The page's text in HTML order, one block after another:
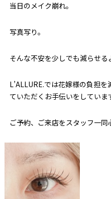
当日のメイク崩れ。
写真写り。
そんな不安を少しでも減らせる
L’ALLURE.では花嫁様の負担
ていただくお手伝いをしていま
ご予約、ご来店をスタッフ一同